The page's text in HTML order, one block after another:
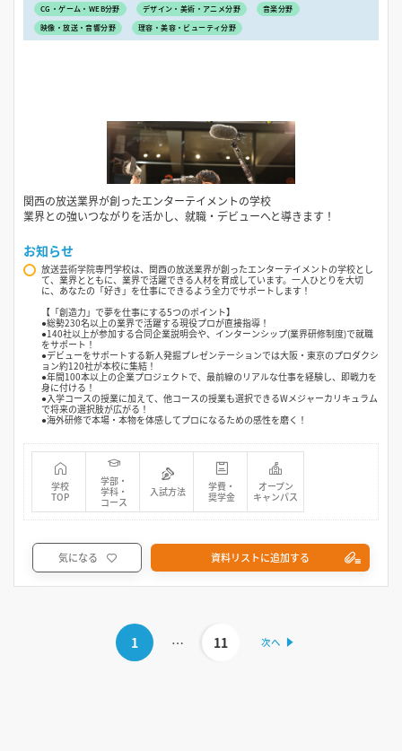
CG・ゲーム・WEB分野 デザイン・美術・アニメ分野
音楽分野
映像・放送・音響分野
理容・美容・ビューティ分野
関西の放送業界が創ったエンターテイメントの学校
業界との強いつながりを活かし、就職・デビューへと導きます！
お知らせ
放送芸術学院専門学校は、関西の放送業界が創ったエンターテイメントの学校とし
て、業界とともに、業界で活躍できる人材を育成しています。一人ひとりを大切
に、あなたの「好き」を仕事にできるよう全力でサポートします！
【「創造力」で夢を仕事にする5つのポイント】
●総勢230名以上の業界で活躍する現役プロが直接指導！
●140社以上が参加する合同企業説明会や、インターンシップ(業界研修制度)で就職
をサポート！
●デビューをサポートする新人発掘プレゼンテーションでは大阪・東京のプロダクシ
ョン約120社が本校に集結！
●年間100本以上の企業プロジェクトで、最前線のリアルな仕事を経験し、即戦力を
身に付ける！
●入学コースの授業に加えて、他コースの授業も選択できるWメジャーカリキュラム
で将来の選択肢が広がる！
●海外研修で本場・本物を体感してプロになるための感性を磨く！
学校
TOP
学部・
学科・
コース
入試方法
学費・
奨学金
オープン
キャンパス
気になる 資料リストに追加する
1 … 11